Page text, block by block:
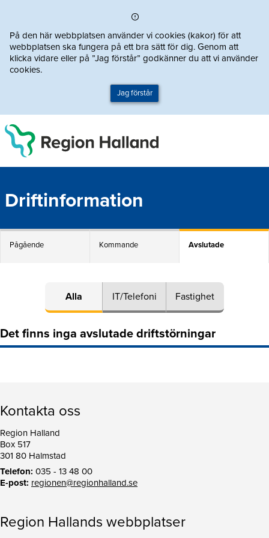
På den här webbplatsen använder vi cookies (kakor) för att
webbplatsen ska fungera på ett bra sätt för dig. Genom att
klicka vidare eller på ”Jag förstår” godkänner du att vi använder
cookies.
Jag förstår
Driftinformation
Pågående Kommande Avslutade
Alla IT/Telefoni Fastighet
Det finns inga avslutade driftstörningar
Kontakta oss
Region Halland
Box 517
301 80 Halmstad
Telefon: 035 - 13 48 00
E-post: regionen@regionhalland.se
Region Hallands webbplatser